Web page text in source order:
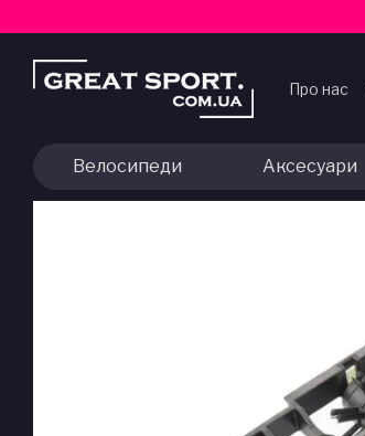
Про нас
Велосипеди Аксесуари